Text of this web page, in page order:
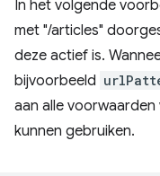
In het volgende
met "/articles"
deze actief is.
bijvoorbeeld
aan alle
kunnen gebruiken.